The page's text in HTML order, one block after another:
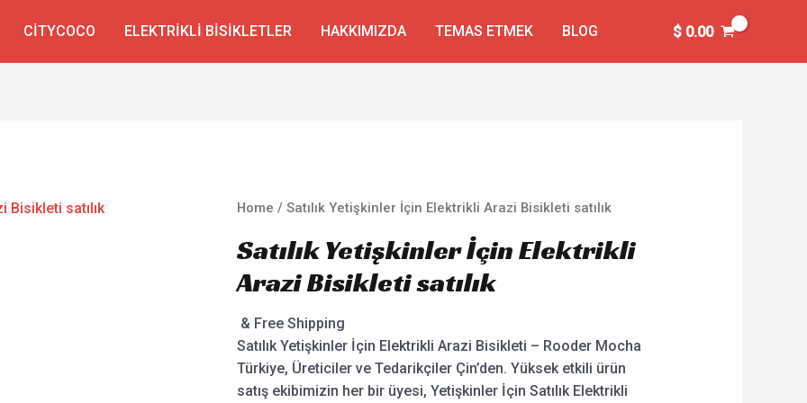
CITYCOCO ELEKTRIKLI BISIKLETLER HAKKIMIZDA TEMAS ETMEK BLOG $0.00
Home / Satılık Yetişkinler İçin Elektrikli Arazi Bisikleti satılık
Satılık Yetişkinler İçin Elektrikli
Arazi Bisikleti satılık
& Free Shipping
Satılık Yetişkinler İçin Elektrikli Arazi Bisikleti – Rooder Mocha
Türkiye, Üreticiler ve Tedarikçiler Çin’den. Yüksek etkili ürün
satış ekibimizin her bir üyesi, Yetişkinler İçin Satılık Elektrikli